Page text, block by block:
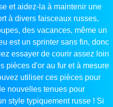
et aidez-la à maintenir une
à divers faisceaux russes,
des vacances, même un
est un sprinter sans fin, donc
essayer de courir assez loin
pièces d'or au fur et à mesure
utiliser ces pièces pour
nouvelles tenues pour
style typiquement russe ! Si